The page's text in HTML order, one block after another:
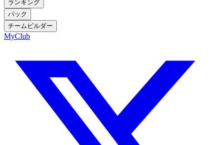
ランキング
パック
チームビルダー
MyClub